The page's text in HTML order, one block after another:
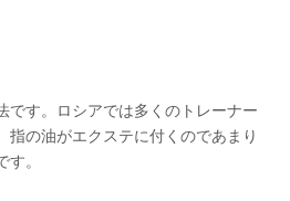
です。ロシアでは多くのトレーナー
指の油がエクステに付くのであまり
。